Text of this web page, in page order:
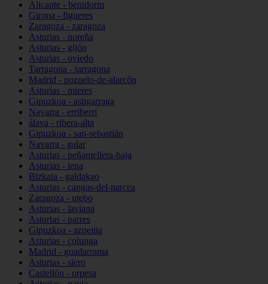
Alicante - benidorm
Girona - figueres
Zaragoza - zaragoza
Asturias - noreña
Asturias - gijón
Asturias - oviedo
Tarragona - tarragona
Madrid - pozuelo-de-alarcón
Asturias - mieres
Gipuzkoa - astigarraga
Navarra - erriberri
álava - ribera-alta
Gipuzkoa - san-sebastián
Navarra - galar
Asturias - peñamellera-baja
Asturias - lena
Bizkaia - galdakao
Asturias - cangas-del-narcea
Zaragoza - utebo
Asturias - laviana
Asturias - parres
Gipuzkoa - azpeitia
Asturias - colunga
Madrid - guadarrama
Asturias - siero
Castellón - orpesa